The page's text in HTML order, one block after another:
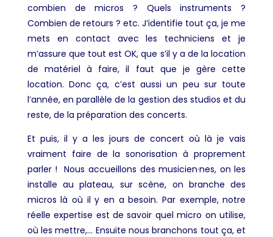
combien de micros ? Quels instruments ?
Combien de retours ? etc. J’identifie tout ça, je me
mets en contact avec les techniciens et je
m’assure que tout est OK, que s’il y a de la location
de matériel à faire, il faut que je gère cette
location. Donc ça, c’est aussi un peu sur toute
l’année, en parallèle de la gestion des studios et du
reste, de la préparation des concerts.
Et puis, il y a les jours de concert où là je vais
vraiment faire de la sonorisation à proprement
parler ! Nous accueillons des musicien·nes, on les
installe au plateau, sur scène, on branche des
micros là où il y en a besoin. Par exemple, notre
réelle expertise est de savoir quel micro on utilise,
où les mettre,… Ensuite nous branchons tout ça, et